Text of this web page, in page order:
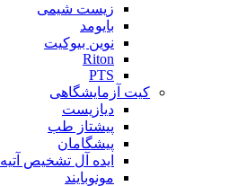
زیست شیمی
بایومد
نوین بیوکیت
Riton
PTS
کیت آزمایشگاهی
دیازیست
پیشتاز طب
پیشگامان
ایده آل تشخیص آتیه
مونوبایند